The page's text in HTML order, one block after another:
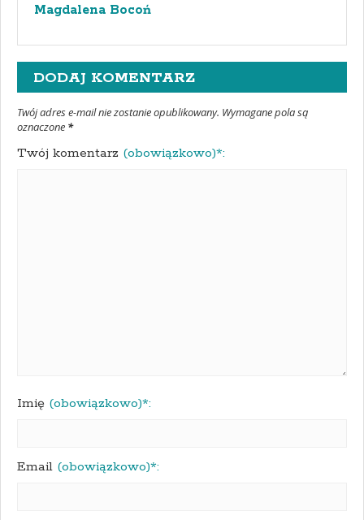
Magdalena Bocoń
DODAJ KOMENTARZ
Twój adres e-mail nie zostanie opublikowany. Wymagane pola są
oznaczone *
Twój komentarz (obowiązkowo)*:
Imię (obowiązkowo)*:
Email (obowiązkowo)*: